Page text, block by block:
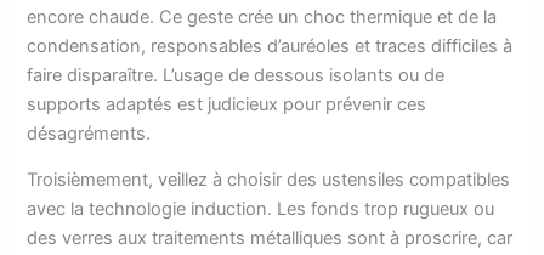
encore chaude. Ce geste crée un choc thermique et de la
condensation, responsables d’auréoles et traces difficiles à
faire disparaître. L’usage de dessous isolants ou de
supports adaptés est judicieux pour prévenir ces
désagréments.
Troisièmement, veillez à choisir des ustensiles compatibles
avec la technologie induction. Les fonds trop rugueux ou
des verres aux traitements métalliques sont à proscrire, car